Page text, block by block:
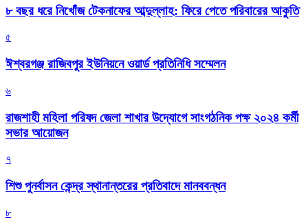
৮ বছর ধরে নিখোঁজ টেকনাফের আব্দুল্লাহ: ফিরে পেতে পরিবারের আকুতি
৫
ঈশ্বরগঞ্জ রাজিবপুর ইউনিয়নে ওয়ার্ড প্রতিনিধি সম্মেলন
৬
রাজশাহী মহিলা পরিষদ জেলা শাখার উদ্যোগে সাংগঠনিক পক্ষ ২০২৪ কর্মী
সভার আয়োজন
৭
শিশু পুনর্বাসন কেন্দ্র স্থানান্তরের প্রতিবাদে মানববন্ধন
৮